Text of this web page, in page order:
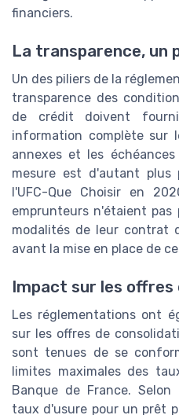
financiers.
La transparence, un
Un des piliers de la
transparence des
de crédit doivent
information complète sur
annexes et les
mesure est d'autant
l'UFC-Que Choisir en
emprunteurs n'étaient pas
modalités de leur contrat
avant la mise en place de
Impact sur les offres
Les réglementations ont
sur les offres de
sont tenues de se
limites maximales des
Banque de France.
taux d'usure pour un prêt